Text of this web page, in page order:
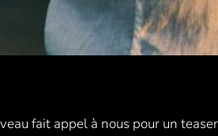
fait appel à nous pour un